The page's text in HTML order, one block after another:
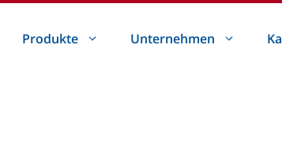
Produkte Unternehmen